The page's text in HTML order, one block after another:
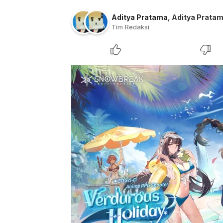
Aditya Pratama Aditya
Tim Redaksi